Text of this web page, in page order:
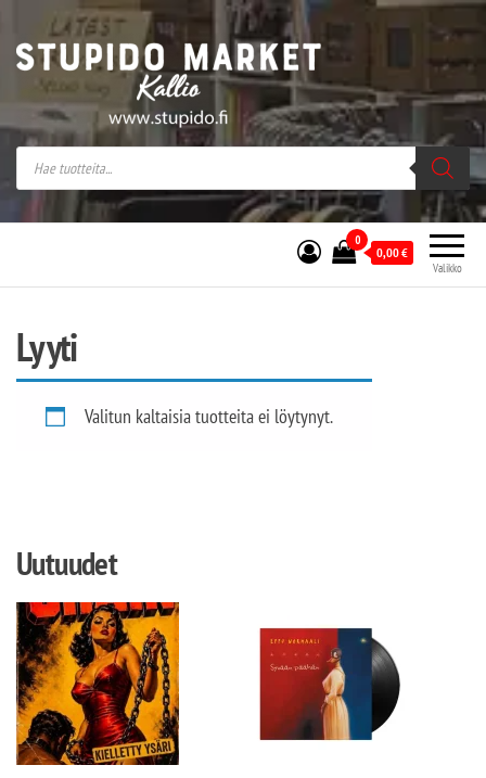
Stupido Market – verkossa ja kivijalassa
Stupido Market on vaihtoehtomusaan
erikoistunut verkko- sekä
kivijalkakauppa Helsingissä Kallion
sydämessä.
Valikko
0
0,00€
Lyyti
Valitun kaltaisia tuotteita ei löytynyt.
Uutuudet